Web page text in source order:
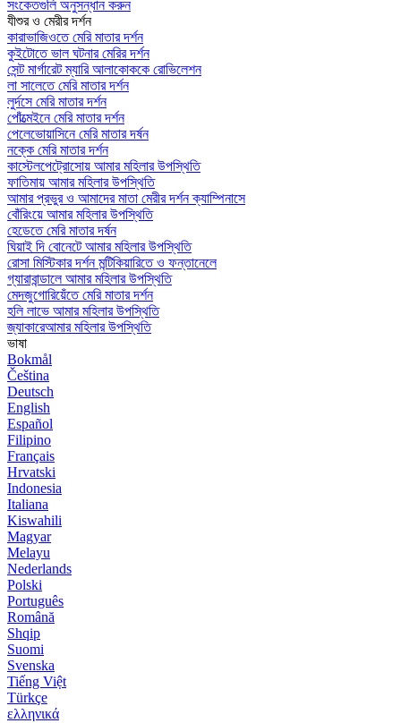
সংকেতগুলি অনুসন্ধান করুন
যীশুর ও মেরীর দর্শন
কারাভাজিওতে মেরি মাতার দর্শন
কুইটোতে ভাল ঘটনার মেরির দর্শন
সেন্ট মার্গারেট ম্যারি আলাকোককে রোভিলেশন
লা সালেতে মেরি মাতার দর্শন
লুর্দসে মেরি মাতার দর্শন
পোঁত্মেইনে মেরি মাতার দর্শন
পেলেভোয়াসিনে মেরি মাতার দর্ষন
নক্কে মেরি মাতার দর্শন
কাস্টেলপেট্রোসোয় আমার মহিলার উপস্থিতি
ফাতিমায় আমার মহিলার উপস্থিতি
আমার প্রভুর ও আমাদের মাতা মেরীর দর্শন ক্যাম্পিনাসে
বোঁরিংয়ে আমার মহিলার উপস্থিতি
হেডেতে মেরি মাতার দর্ষন
ঘিয়াই দি বোনেটে আমার মহিলার উপস্থিতি
রোসা মিস্টিকার দর্শন মন্টিকিয়ারিতে ও ফন্তানেলে
গ্যারাবান্ডালে আমার মহিলার উপস্থিতি
মেদজুগোরিয়েঁতে মেরি মাতার দর্শন
হলি লাভে আমার মহিলার উপস্থিতি
জ্যাকারেআমার মহিলার উপস্থিতি
ভাষা
Bokmål
Čeština
Deutsch
English
Español
Filipino
Français
Hrvatski
Indonesia
Italiana
Kiswahili
Magyar
Melayu
Nederlands
Polski
Português
Română
Shqip
Suomi
Svenska
Tiếng Việt
Türkçe
ελληνικά